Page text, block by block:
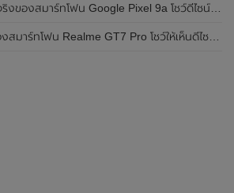
น Google Pixel 9a โชว์ดีไซน์ใหม่ กล้องหลังแบนราบ ไม่มีกรอบของกล้องแล้ว
GT7 Pro โชว์ให้เห็นดีไซน์ใหม่ พร้อมเผยรายละเอียดสเปกที่สำคัญบางส่วน